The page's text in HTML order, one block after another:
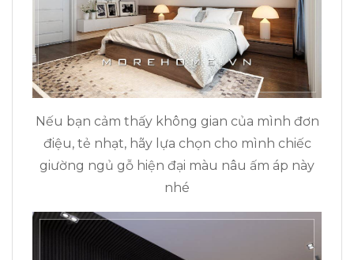
Nếu bạn cảm thấy không gian của mình đơn
điệu, tẻ nhạt, hãy lựa chọn cho mình chiếc
giường ngủ gỗ hiện đại màu nâu ấm áp này
nhé